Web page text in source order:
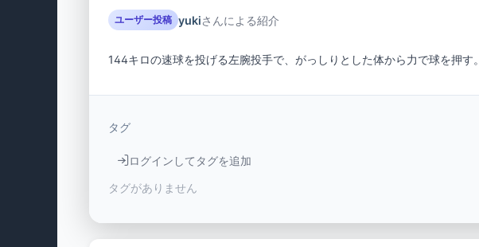
ユーザー投稿 yukiさんによる紹介
144キロの速球を投げる左腕投手で、がっしりとした体から力で球を押す。
タグ
ログインしてタグを追加
タグがありません